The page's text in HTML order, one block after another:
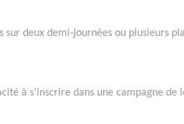
deux demi-journées ou plusieurs
à s’inscrire dans une campagne de